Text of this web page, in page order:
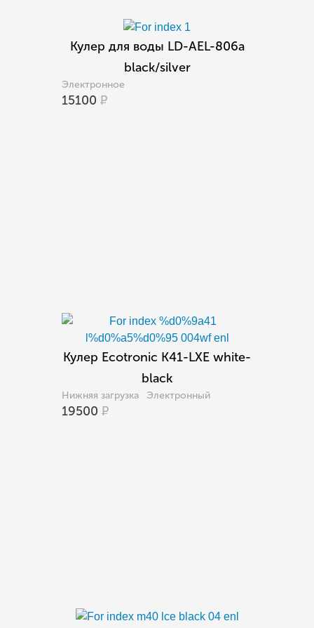
Кулер для воды LD-AEL-806a
black/silver
Электронное
15100 Р
Кулер Ecotronic K41-LXE white-
black
Нижняя загрузка Электронный
19500 Р